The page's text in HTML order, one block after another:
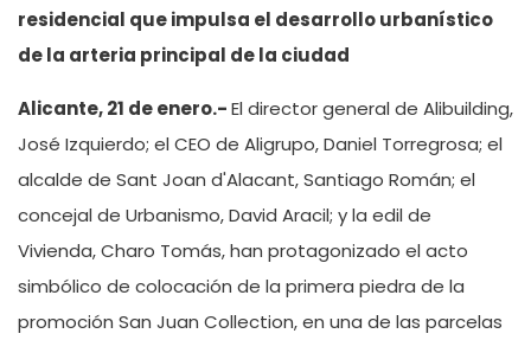
residencial que impulsa el desarrollo urbanístico
de la arteria principal de la ciudad
Alicante, 21 de enero.-El director general de Alibuilding,
José Izquierdo; el CEO de Aligrupo, Daniel Torregrosa; el
alcalde de Sant Joan d'Alacant, Santiago Román; el
concejal de Urbanismo, David Aracil; y la edil de
Vivienda, Charo Tomás, han protagonizado el acto
simbólico de colocación de la primera piedra de la
promoción San Juan Collection, en una de las parcelas